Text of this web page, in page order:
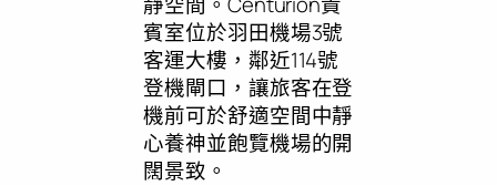
賓室位於羽田機場3號
客運大樓，鄰近114號
登機閘口，讓旅客在登
機前可於舒適空間中靜
心養神並飽覽機場的開
闊景致。